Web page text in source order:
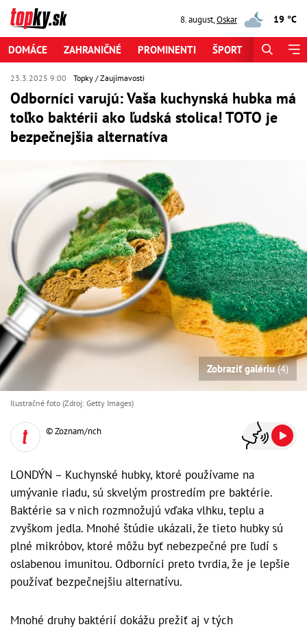
8. august,Oskar 19 °C
DOMÁCE ZAHRANIČNÉ PROMINENTI ŠPORT
23.3.2025 9:00 Topky Zaujímavosti
Odborníci varujú: Vaša kuchynská hubka má
toľko baktérii ako ľudská stolica! TOTO je
bezpečnejšia alternatíva
Zobraziť galériu(4)
Ilustračné foto (Zdroj: Getty Images)
© Zoznam/nch
LONDÝN – Kuchynské hubky, ktoré používame na
umývanie riadu, sú skvelým prostredím pre baktérie.
Baktérie sa v nich rozmnožujú vďaka vlhku, teplu a
zvyškom jedla. Mnohé štúdie ukázali, že tieto hubky sú
plné mikróbov, ktoré môžu byť nebezpečné pre ľudí s
oslabenou imunitou. Odborníci preto tvrdia, že je lepšie
používať bezpečnejšiu alternatívu.
Mnohé druhy baktérií dokážu prežiť aj v tých